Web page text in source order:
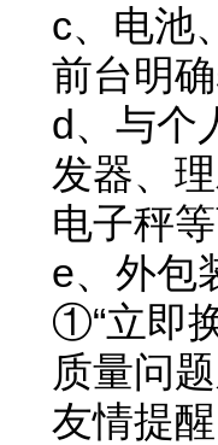
c、电池
前台明
d、与个
发器、
电子秤
e、外包
①“立即
质量问
友情提